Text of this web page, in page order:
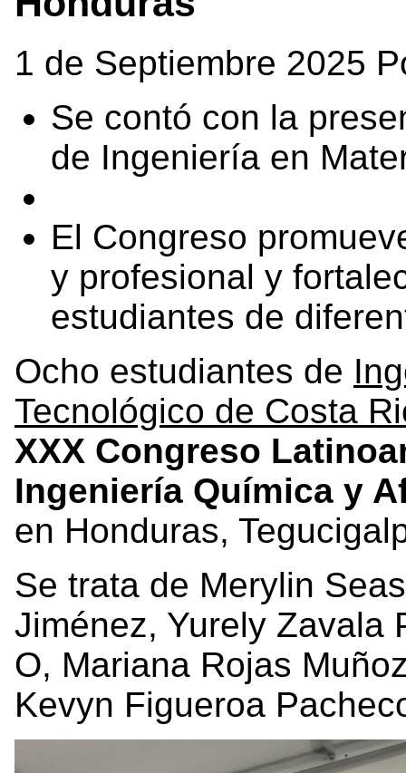
1 de Septiembre 2025
Se contó con la
de Ingeniería en
El Congreso
y profesional y
estudiantes de
Ocho estudiantes de
Tecnológico de Costa
XXX Congreso
Ingeniería Química y
en Honduras,
Se trata de Merylin
Jiménez, Yurely Zavala
O, Mariana Rojas
Kevyn Figueroa